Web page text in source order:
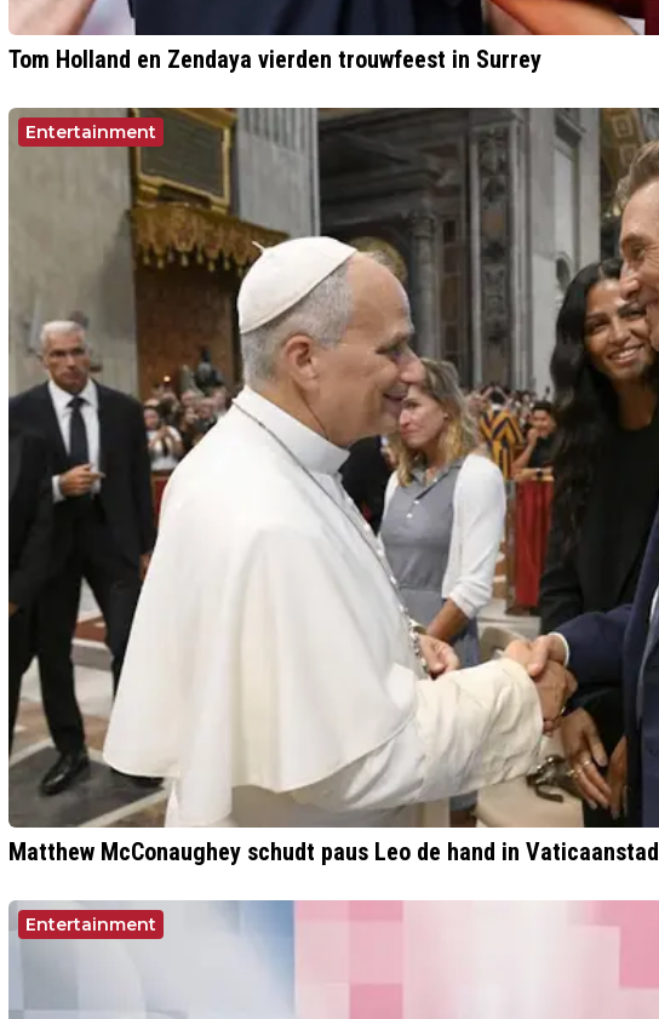
Tom Holland en Zendaya vierden trouwfeest in Surrey
Entertainment
Matthew McConaughey schudt paus Leo de hand in Vaticaanstad
Entertainment